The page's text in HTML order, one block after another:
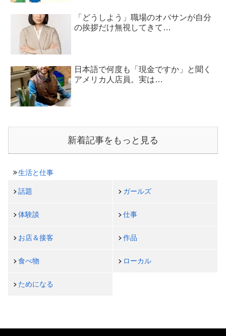
「どうしよう」職場のオバサンが自分
の挨拶だけ無視してきて…
日本語で何度も「現金ですか」と聞く
アメリカ人店員。実は…
新着記事をもっと見る
生活と仕事
話題 ガールズ
体験談 仕事
お店＆接客 作品
食べ物 ローカル
ためになる